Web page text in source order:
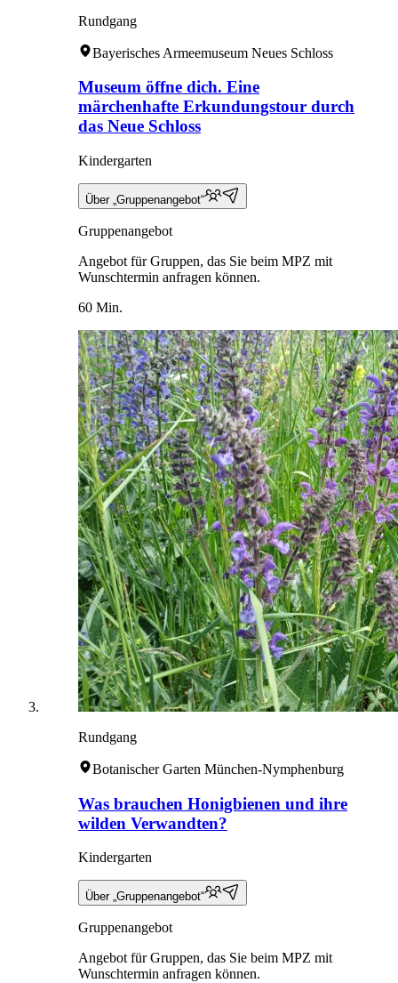
Rundgang
Bayerisches Armeemuseum Neues Schloss
Museum öffne dich. Eine
märchenhafte Erkundungstour durch
das Neue Schloss
Kindergarten
Über „Gruppenangebot“
Gruppenangebot
Angebot für Gruppen, das Sie beim MPZ mit
Wunschtermin anfragen können.
60 Min.
Rundgang
Botanischer Garten München-Nymphenburg
Was brauchen Honigbienen und ihre
wilden Verwandten?
Kindergarten
Über „Gruppenangebot“
Gruppenangebot
Angebot für Gruppen, das Sie beim MPZ mit
Wunschtermin anfragen können.